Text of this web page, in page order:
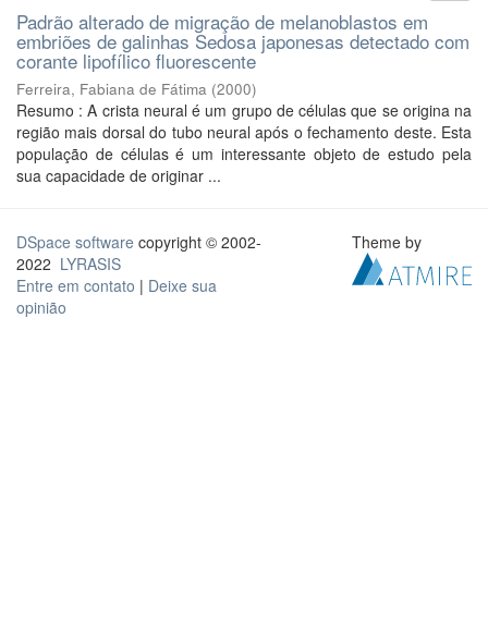
Padrão alterado de migração de melanoblastos em
embriões de galinhas Sedosa japonesas detectado com
corante lipofílico fluorescente
Ferreira, Fabiana de Fátima (2000)
Resumo : A crista neural é um grupo de células que se origina na
região mais dorsal do tubo neural após o fechamento deste. Esta
população de células é um interessante objeto de estudo pela
sua capacidade de originar ...
DSpace software copyright © 2002-
2022 LYRASIS
Entre em contato | Deixe sua
opinião
Theme by